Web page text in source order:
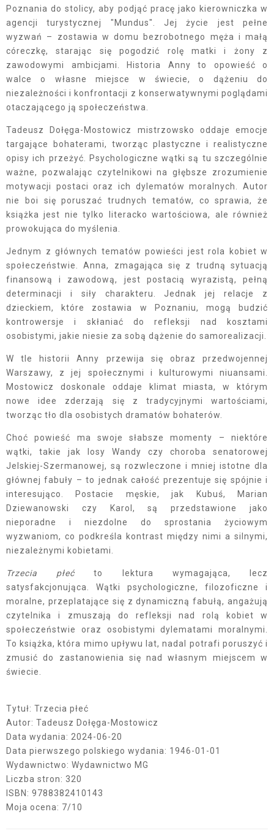
Poznania do stolicy, aby podjąć pracę jako kierowniczka w
agencji turystycznej "Mundus". Jej życie jest pełne
wyzwań – zostawia w domu bezrobotnego męża i małą
córeczkę, starając się pogodzić rolę matki i żony z
zawodowymi ambicjami. Historia Anny to opowieść o
walce o własne miejsce w świecie, o dążeniu do
niezależności i konfrontacji z konserwatywnymi poglądami
otaczającego ją społeczeństwa.
Tadeusz Dołęga-Mostowicz mistrzowsko oddaje emocje
targające bohaterami, tworząc plastyczne i realistyczne
opisy ich przeżyć. Psychologiczne wątki są tu szczególnie
ważne, pozwalając czytelnikowi na głębsze zrozumienie
motywacji postaci oraz ich dylematów moralnych. Autor
nie boi się poruszać trudnych tematów, co sprawia, że
książka jest nie tylko literacko wartościowa, ale również
prowokująca do myślenia.
Jednym z głównych tematów powieści jest rola kobiet w
społeczeństwie. Anna, zmagająca się z trudną sytuacją
finansową i zawodową, jest postacią wyrazistą, pełną
determinacji i siły charakteru. Jednak jej relacje z
dzieckiem, które zostawia w Poznaniu, mogą budzić
kontrowersje i skłaniać do refleksji nad kosztami
osobistymi, jakie niesie za sobą dążenie do samorealizacji.
W tle historii Anny przewija się obraz przedwojennej
Warszawy, z jej społecznymi i kulturowymi niuansami.
Mostowicz doskonale oddaje klimat miasta, w którym
nowe idee zderzają się z tradycyjnymi wartościami,
tworząc tło dla osobistych dramatów bohaterów.
Choć powieść ma swoje słabsze momenty – niektóre
wątki, takie jak losy Wandy czy choroba senatorowej
Jelskiej-Szermanowej, są rozwleczone i mniej istotne dla
głównej fabuły – to jednak całość prezentuje się spójnie i
interesująco. Postacie męskie, jak Kubuś, Marian
Dziewanowski czy Karol, są przedstawione jako
nieporadne i niezdolne do sprostania życiowym
wyzwaniom, co podkreśla kontrast między nimi a silnymi,
niezależnymi kobietami.
Trzecia płeć to lektura wymagająca, lecz
satysfakcjonująca. Wątki psychologiczne, filozoficzne i
moralne, przeplatające się z dynamiczną fabułą, angażują
czytelnika i zmuszają do refleksji nad rolą kobiet w
społeczeństwie oraz osobistymi dylematami moralnymi.
To książka, która mimo upływu lat, nadal potrafi poruszyć i
zmusić do zastanowienia się nad własnym miejscem w
świecie.
Tytuł: Trzecia płeć
Autor: Tadeusz Dołęga-Mostowicz
Data wydania: 2024-06-20
Data pierwszego polskiego wydania: 1946-01-01
Wydawnictwo: Wydawnictwo MG
Liczba stron: 320
ISBN: 9788382410143
Moja ocena: 7/10